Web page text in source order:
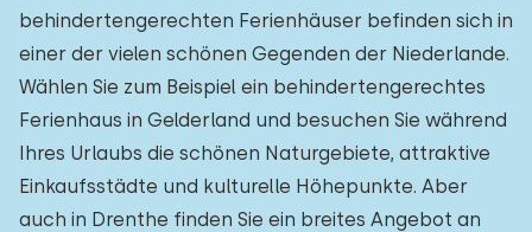
behindertengerechten Ferienhäuser befinden sich in
einer der vielen schönen Gegenden der Niederlande.
Wählen Sie zum Beispiel ein behindertengerechtes
Ferienhaus in Gelderland und besuchen Sie während
Ihres Urlaubs die schönen Naturgebiete, attraktive
Einkaufsstädte und kulturelle Höhepunkte. Aber
auch in Drenthe finden Sie ein breites Angebot an